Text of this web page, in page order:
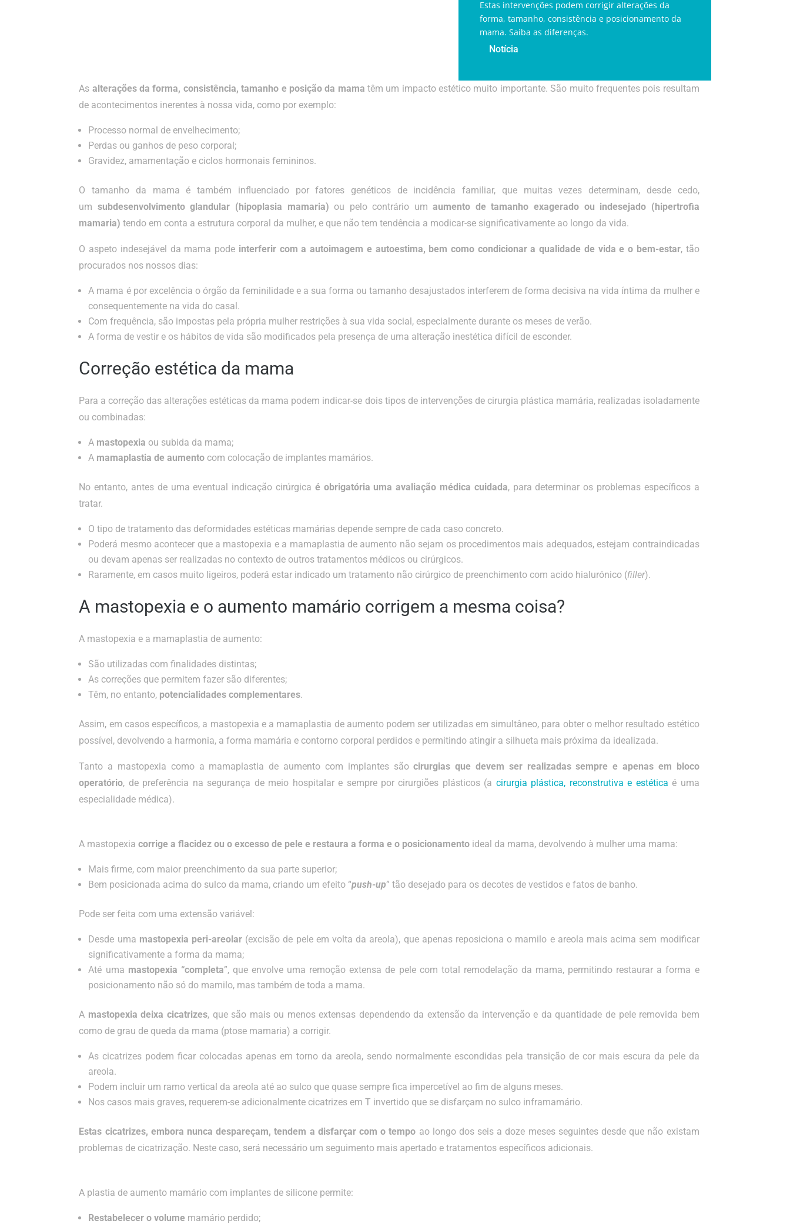
Estas intervenções podem corrigir alterações da
forma, tamanho, consistência e posicionamento da
mama. Saiba as diferenças.
Notícia
As alterações da forma, consistência, tamanho e posição da mama têm um impacto estético muito importante. São muito frequentes pois resultam
de acontecimentos inerentes à nossa vida, como por exemplo:
Processo normal de envelhecimento;
Perdas ou ganhos de peso corporal;
Gravidez, amamentação e ciclos hormonais femininos.
O tamanho da mama é também influenciado por fatores genéticos de incidência familiar, que muitas vezes determinam, desde cedo,
um subdesenvolvimento glandular (hipoplasia mamaria) ou pelo contrário um aumento de tamanho exagerado ou indesejado (hipertrofia
mamaria) tendo em conta a estrutura corporal da mulher, e que não tem tendência a modicar-se significativamente ao longo da vida.
O aspeto indesejável da mama pode interferir com a autoimagem e autoestima, bem como condicionar a qualidade de vida e o bem-estar, tão
procurados nos nossos dias:
A mama é por excelência o órgão da feminilidade e a sua forma ou tamanho desajustados interferem de forma decisiva na vida íntima da mulher e
consequentemente na vida do casal.
Com frequência, são impostas pela própria mulher restrições à sua vida social, especialmente durante os meses de verão.
A forma de vestir e os hábitos de vida são modificados pela presença de uma alteração inestética difícil de esconder.
Correção estética da mama
Para a correção das alterações estéticas da mama podem indicar-se dois tipos de intervenções de cirurgia plástica mamária, realizadas isoladamente
ou combinadas:
A mastopexia ou subida da mama;
A mamaplastia de aumento com colocação de implantes mamários.
No entanto, antes de uma eventual indicação cirúrgica é obrigatória uma avaliação médica cuidada, para determinar os problemas específicos a
tratar.
O tipo de tratamento das deformidades estéticas mamárias depende sempre de cada caso concreto.
Poderá mesmo acontecer que a mastopexia e a mamaplastia de aumento não sejam os procedimentos mais adequados, estejam contraindicadas
ou devam apenas ser realizadas no contexto de outros tratamentos médicos ou cirúrgicos.
Raramente, em casos muito ligeiros, poderá estar indicado um tratamento não cirúrgico de preenchimento com acido hialurónico (filler).
A mastopexia e o aumento mamário corrigem a mesma coisa?
A mastopexia e a mamaplastia de aumento:
São utilizadas com finalidades distintas;
As correções que permitem fazer são diferentes;
Têm, no entanto, potencialidades complementares.
Assim, em casos específicos, a mastopexia e a mamaplastia de aumento podem ser utilizadas em simultâneo, para obter o melhor resultado estético
possível, devolvendo a harmonia, a forma mamária e contorno corporal perdidos e permitindo atingir a silhueta mais próxima da idealizada.
Tanto a mastopexia como a mamaplastia de aumento com implantes são cirurgias que devem ser realizadas sempre e apenas em bloco
operatório, de preferência na segurança de meio hospitalar e sempre por cirurgiões plásticos (a cirurgia plástica, reconstrutiva e estética é uma
especialidade médica).
A mastopexia corrige a flacidez ou o excesso de pele e restaura a forma e o posicionamento ideal da mama, devolvendo à mulher uma mama:
Mais firme, com maior preenchimento da sua parte superior;
Bem posicionada acima do sulco da mama, criando um efeito “push-up” tão desejado para os decotes de vestidos e fatos de banho.
Pode ser feita com uma extensão variável:
Desde uma mastopexia peri-areolar (excisão de pele em volta da areola), que apenas reposiciona o mamilo e areola mais acima sem modificar
significativamente a forma da mama;
Até uma mastopexia “completa”, que envolve uma remoção extensa de pele com total remodelação da mama, permitindo restaurar a forma e
posicionamento não só do mamilo, mas também de toda a mama.
A mastopexia deixa cicatrizes, que são mais ou menos extensas dependendo da extensão da intervenção e da quantidade de pele removida bem
como de grau de queda da mama (ptose mamaria) a corrigir.
As cicatrizes podem ficar colocadas apenas em torno da areola, sendo normalmente escondidas pela transição de cor mais escura da pele da
areola.
Podem incluir um ramo vertical da areola até ao sulco que quase sempre fica impercetível ao fim de alguns meses.
Nos casos mais graves, requerem-se adicionalmente cicatrizes em T invertido que se disfarçam no sulco inframamário.
Estas cicatrizes, embora nunca despareçam, tendem a disfarçar com o tempo ao longo dos seis a doze meses seguintes desde que não existam
problemas de cicatrização. Neste caso, será necessário um seguimento mais apertado e tratamentos específicos adicionais.
A plastia de aumento mamário com implantes de silicone permite:
Restabelecer o volume mamário perdido;